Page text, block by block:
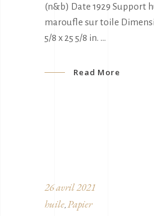
(n&b) Date 1929 Support
maroufle sur toile
5/8 x 25 5/8 in.
Read More
26 avril 2021
huile, Papier